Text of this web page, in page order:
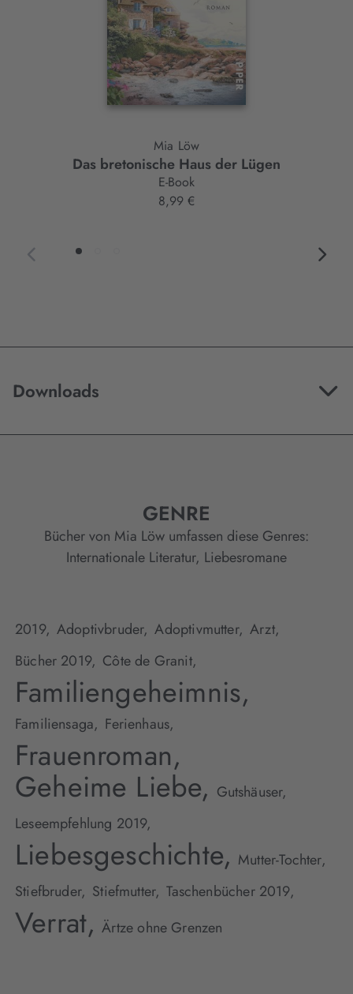
Mia Löw
Das bretonische Haus der Lügen
E-Book
8,99 €
Downloads
GENRE
Bücher von Mia Löw umfassen diese Genres:
Internationale Literatur, Liebesromane
2019, Adoptivbruder, Adoptivmutter, Arzt,
Bücher 2019, Côte de Granit,
Familiengeheimnis,
Familiensaga, Ferienhaus,
Frauenroman,
Geheime Liebe, Gutshäuser,
Leseempfehlung 2019,
Liebesgeschichte, Mutter-Tochter,
Stiefbruder, Stiefmutter, Taschenbücher 2019,
Verrat, Ärtze ohne Grenzen